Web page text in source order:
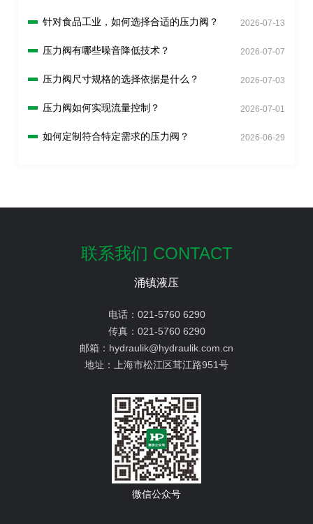
针对食品工业，如何选择合适的压力阀？ 2026-07-13
压力阀有哪些噪音降低技术？ 2026-07-07
压力阀尺寸规格的选择依据是什么？ 2026-07-03
压力阀如何实现流量控制？ 2026-07-01
如何定制符合特定需求的压力阀？ 2026-06-29
联系我们 CONTACT
涌镇液压
电话： 021-5760 6290
传真： 021-5760 6290
邮箱： hydraulik@hydraulik.com.cn
地址： 上海市松江区茸江路951号
微信公众号